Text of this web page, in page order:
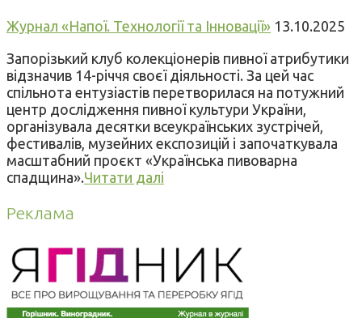
Журнал «Напої. Технології та Інновації» 13.10.2025
Запорізький клуб колекціонерів пивної атрибутики
відзначив 14-річчя своєї діяльності. За цей час
спільнота ентузіастів перетворилася на потужний
центр дослідження пивної культури України,
організувала десятки всеукраїнських зустрічей,
фестивалів, музейних експозицій і започаткувала
масштабний проєкт «Українська пивоварна
спадщина».Читати далі
Реклама